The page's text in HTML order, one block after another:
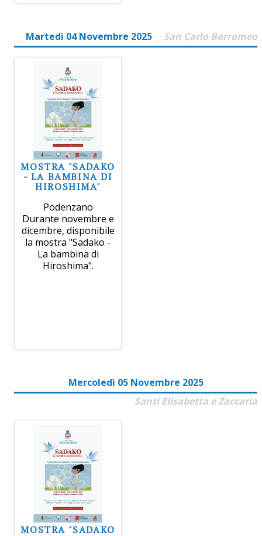
Martedì 04 Novembre 2025 San Carlo Borromeo
MOSTRA "SADAKO
- LA BAMBINA DI
HIROSHIMA"
Podenzano
Durante novembre e
dicembre, disponibile
la mostra "Sadako -
La bambina di
Hiroshima".
Mercoledì 05 Novembre 2025
Santi Elisabetta e Zaccaria
MOSTRA "SADAKO